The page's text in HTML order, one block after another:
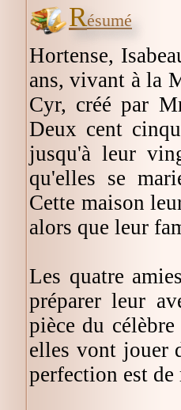
Résumé
Hortense,
ans, vivant à la
Cyr, créé par
Deux cent
jusqu'à leur
qu'elles se
Cette maison
alors que leur
Les quatre
préparer leur
pièce du
elles vont jouer
perfection est de